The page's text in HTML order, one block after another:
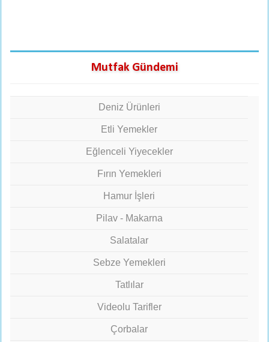
Mutfak Gündemi
Deniz Ürünleri
Etli Yemekler
Eğlenceli Yiyecekler
Fırın Yemekleri
Hamur İşleri
Pilav - Makarna
Salatalar
Sebze Yemekleri
Tatlılar
Videolu Tarifler
Çorbalar